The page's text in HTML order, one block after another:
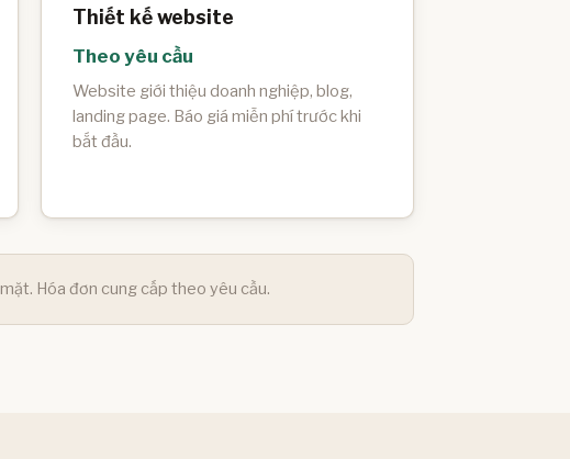
Thiết kế website
Theo yêu cầu
Website giới thiệu doanh nghiệp, blog,
landing page. Báo giá miễn phí trước khi
bắt đầu.
Hóa đơn cung cấp theo yêu cầu.